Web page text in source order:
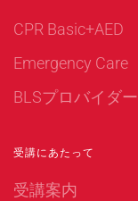
CPR Basic+AED
Emergency Care
BLSプロバイダー
受講にあたって
受講案内